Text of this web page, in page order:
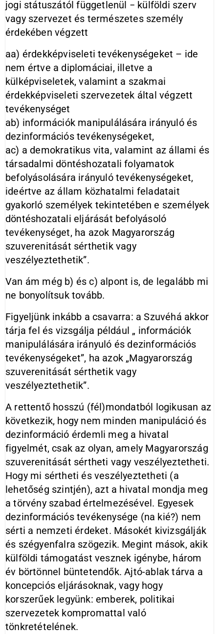
jogi státuszától függetlenül − külföldi szerv
vagy szervezet és természetes személy
érdekében végzett
aa) érdekképviseleti tevékenységeket – ide
nem értve a diplomáciai, illetve a
külképviseletek, valamint a szakmai
érdekképviseleti szervezetek által végzett
tevékenységet
ab) információk manipulálására irányuló és
dezinformációs tevékenységeket,
ac) a demokratikus vita, valamint az állami és
társadalmi döntéshozatali folyamatok
befolyásolására irányuló tevékenységeket,
ideértve az állam közhatalmi feladatait
gyakorló személyek tekintetében e személyek
döntéshozatali eljárását befolyásoló
tevékenységet, ha azok Magyarország
szuverenitását sérthetik vagy
veszélyeztethetik”.
Van ám még b) és c) alpont is, de legalább mi
ne bonyolítsuk tovább.
Figyeljünk inkább a csavarra: a Szuvéhá akkor
tárja fel és vizsgálja például „ információk
manipulálására irányuló és dezinformációs
tevékenységeket”, ha azok „Magyarország
szuverenitását sérthetik vagy
veszélyeztethetik”.
A rettentő hosszú (fél)mondatból logikusan az
következik, hogy nem minden manipuláció és
dezinformáció érdemli meg a hivatal
figyelmét, csak az olyan, amely Magyarország
szuverenitását sértheti vagy veszélyeztetheti.
Hogy mi sértheti és veszélyeztetheti (a
lehetőség szintjén), azt a hivatal mondja meg
a törvény szabad értelmezésével. Egyesek
dezinformációs tevékenysége (na kié?) nem
sérti a nemzeti érdeket. Másokét kivizsgálják
és szégyenfalra szögezik. Megint mások, akik
külföldi támogatást vesznek igénybe, három
év börtönnel büntetendők. Ajtó-ablak tárva a
koncepciós eljárásoknak, vagy hogy
korszerűek legyünk: emberek, politikai
szervezetek kompromattal való
tönkretételének.